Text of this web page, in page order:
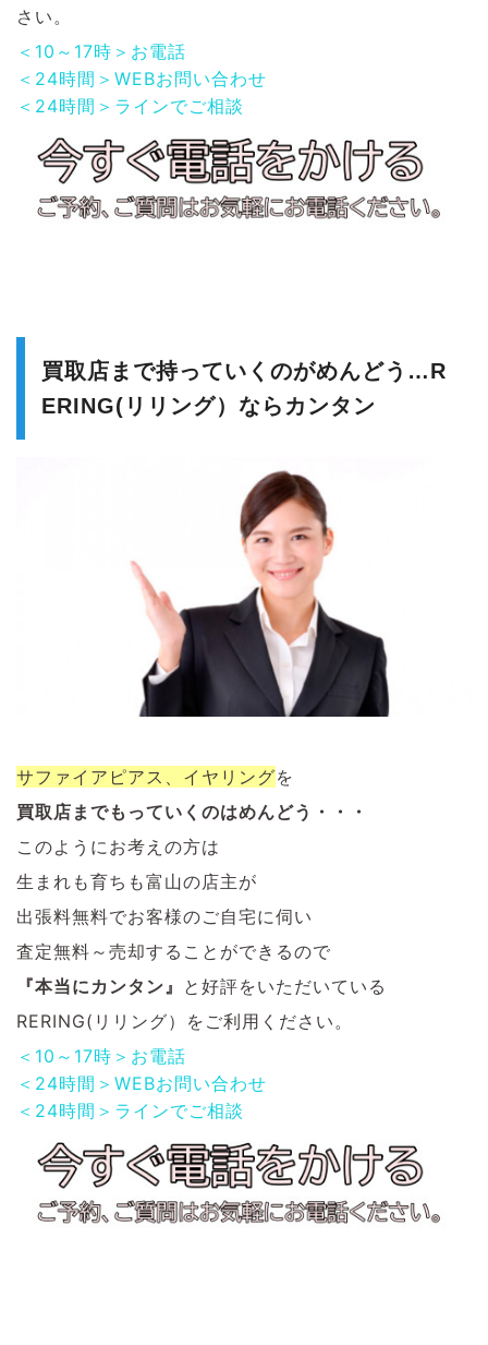
さい。
＜10～17時＞お電話
＜24時間＞WEBお問い合わせ
＜24時間＞ラインでご相談
買取店まで持っていくのがめんどう…R
ERING(リリング）ならカンタン
サファイアピアス、イヤリングを
買取店までもっていくのはめんどう・・・
このようにお考えの方は
生まれも育ちも富山の店主が
出張料無料でお客様のご自宅に伺い
査定無料～売却することができるので
『本当にカンタン』 と好評をいただいている
RERING(リリング）をご利用ください。
＜10～17時＞お電話
＜24時間＞WEBお問い合わせ
＜24時間＞ラインでご相談